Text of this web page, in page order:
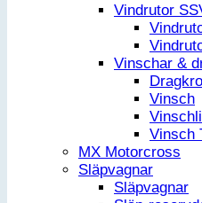
Vindrutor
Vinschar &
Vinsch
Vinsch
MX Motorcross
Släpvagnar
Släpvagnar